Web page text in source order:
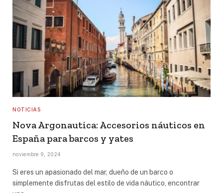
NOTICIAS
Nova Argonautica: Accesorios náuticos en
España para barcos y yates
noviembre 9, 2024
Si eres un apasionado del mar, dueño de un barco o
simplemente disfrutas del estilo de vida náutico, encontrar